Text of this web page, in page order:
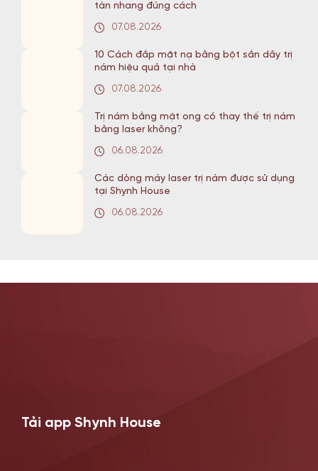
tàn nhang đúng cách
07.08.2026
10 Cách đắp mặt nạ bằng bột sắn dây trị
nám hiệu quả tại nhà
07.08.2026
Trị nám bằng mật ong có thay thế trị nám
bằng laser không?
06.08.2026
Các dòng máy laser trị nám được sử dụng
tại Shynh House
06.08.2026
Tải app Shynh House